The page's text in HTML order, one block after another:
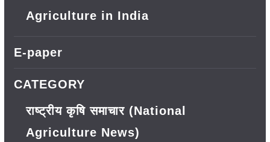
Agriculture in India
E-paper
CATEGORY
राष्ट्रीय कृषि समाचार (National
Agriculture News)